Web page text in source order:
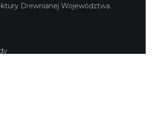
Drewnianej Województwa